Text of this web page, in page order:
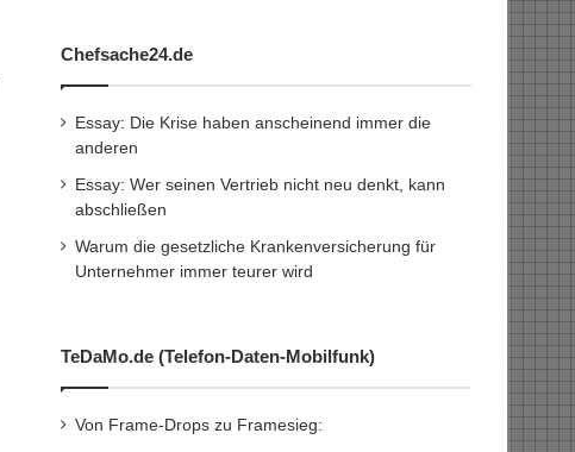
Chefsache24.de
Essay: Die Krise haben anscheinend immer die
anderen
Essay: Wer seinen Vertrieb nicht neu denkt, kann
abschließen
Warum die gesetzliche Krankenversicherung für
Unternehmer immer teurer wird
TeDaMo.de (Telefon-Daten-Mobilfunk)
Von Frame-Drops zu Framesieg: